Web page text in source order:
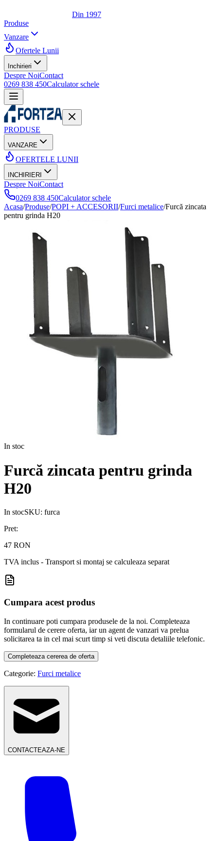
Din 1997
Produse
Vanzare
Ofertele Lunii
Inchirieri
Despre NoiContact
0269 838 450Calculator schele
PRODUSE
VANZARE
OFERTELE LUNII
INCHIRIERI
Despre NoiContact
0269 838 450Calculator schele
Acasa/Produse/POPI + ACCESORII/Furci metalice/Furcă zincata
pentru grinda H20
In stoc
Furcă zincata pentru grinda
H20
In stocSKU: furca
Pret:
47 RON
TVA inclus - Transport si montaj se calculeaza separat
Cumpara acest produs
In continuare poti cumpara produsele de la noi. Completeaza
formularul de cerere oferta, iar un agent de vanzari va prelua
solicitarea ta in cel mai scurt timp si veti discuta detaliile telefonic.
Completeaza cererea de oferta
Categorie: Furci metalice
CONTACTEAZA-NE